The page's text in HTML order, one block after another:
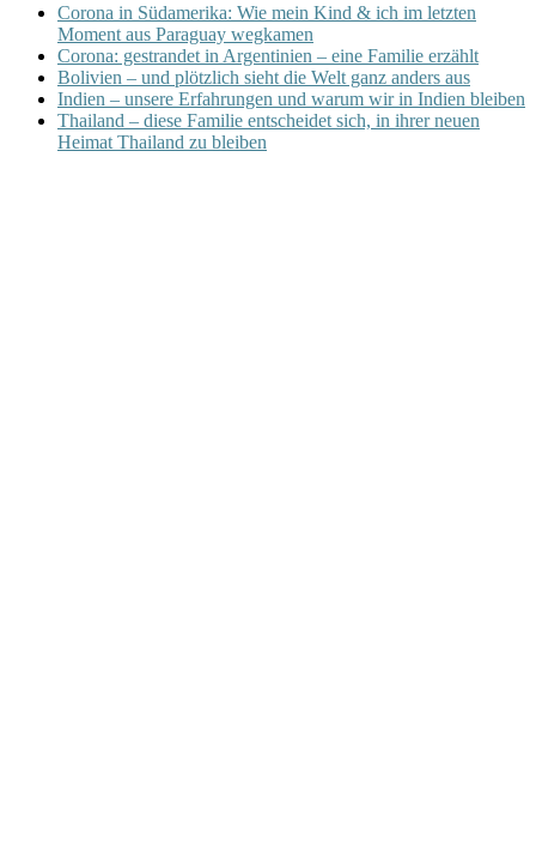
Corona in Südamerika: Wie mein Kind & ich im letzten
Moment aus Paraguay wegkamen
Corona: gestrandet in Argentinien – eine Familie erzählt
Bolivien – und plötzlich sieht die Welt ganz anders aus
Indien – unsere Erfahrungen und warum wir in Indien bleiben
Thailand – diese Familie entscheidet sich, in ihrer neuen
Heimat Thailand zu bleiben